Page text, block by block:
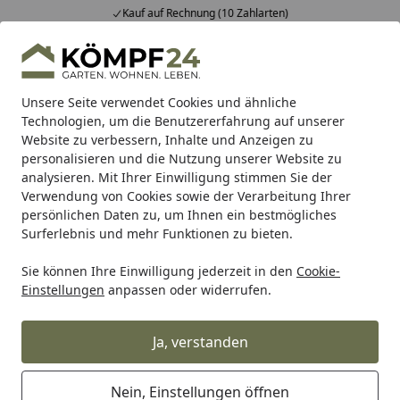
Unsere Seite verwendet Cookies und ähnliche
Technologien, um die Benutzererfahrung auf unserer
Website zu verbessern, Inhalte und Anzeigen zu
personalisieren und die Nutzung unserer Website zu
analysieren. Mit Ihrer Einwilligung stimmen Sie der
Verwendung von Cookies sowie der Verarbeitung Ihrer
persönlichen Daten zu, um Ihnen ein bestmögliches
Surferlebnis und mehr Funktionen zu bieten.
Sie können Ihre Einwilligung jederzeit in den Cookie-
Einstellungen anpassen oder widerrufen.
Ja, verstanden
Nein, Einstellungen öffnen
Kauf auf Rechnung (10 Zahlarten)
Alle Produkte
Mein Konto
Suchen
Startseite
Metabo Metabo Akku-Aktion 18V 2026 Metabo Akkuset
Metabo Akkuset Combo Set 2.3.2 18